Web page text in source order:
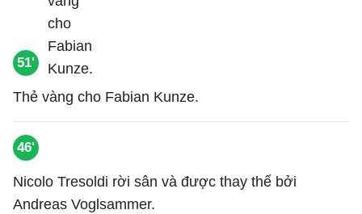
51'
Thẻ vàng cho Fabian Kunze.
46'
Nicolo Tresoldi rời sân và được thay thế bởi
Andreas Voglsammer.